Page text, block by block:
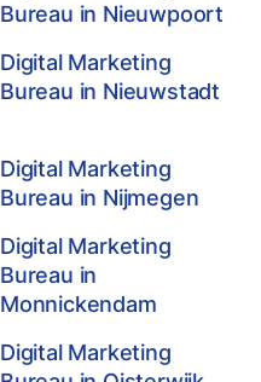
Bureau in Nieuwpoort
Digital Marketing
Bureau in Nieuwstadt
Digital Marketing
Bureau in Nijmegen
Digital Marketing
Bureau in
Monnickendam
Digital Marketing